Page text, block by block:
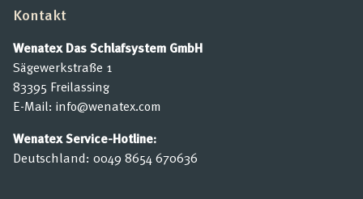
Kontakt
Wenatex Das Schlafsystem GmbH
Sägewerkstraße 1
83395 Freilassing
E-Mail: info@wenatex.com
Wenatex Service-Hotline:
Deutschland: 0049 8654 670636